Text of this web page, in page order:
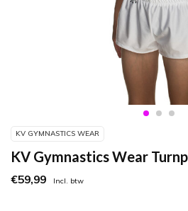
KV GYMNASTICS WEAR
KV Gymnastics Wear
€59,99 Incl. btw